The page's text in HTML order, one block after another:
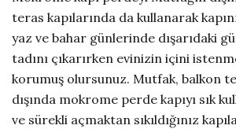
teras kapılarında da kullanarak
yaz ve bahar günlerinde dışarıdaki
tadını çıkarırken evinizin içini
korumuş olursunuz. Mutfak, balkon
dışında mokrome perde kapıyı sık
ve sürekli açmaktan sıkıldığınız